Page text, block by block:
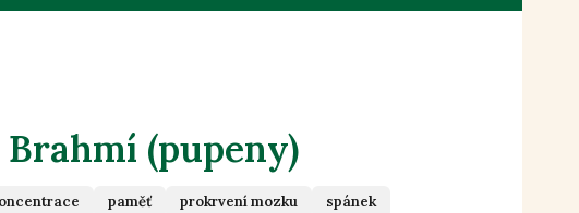
Brahmí (pupeny)
paměť prokrvení mozku
spánek